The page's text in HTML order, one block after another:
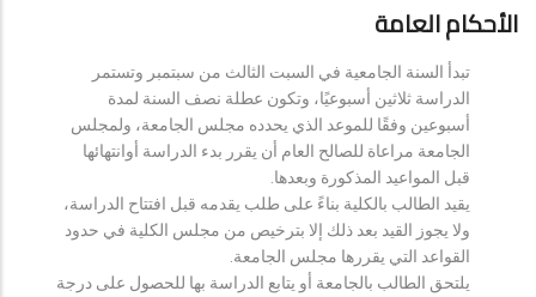
الأحكام العامة
تبدأ السنة الجامعية في السبت الثالث من سبتمبر وتستمر
الدراسة ثلاثين أسبوعيًا، وتكون عطلة نصف السنة لمدة
أسبوعين وفقًا للموعد الذي يحدده مجلس الجامعة، ولمجلس
الجامعة مراعاة للصالح العام أن يقرر بدء الدراسة أوانتهائها
قبل المواعيد المذكورة وبعدها.
يقيد الطالب بالكلية بناءً على طلب يقدمه قبل افتتاح الدراسة،
ولا يجوز القيد بعد ذلك إلا بترخيص من مجلس الكلية في حدود
القواعد التي يقررها مجلس الجامعة.
يلتحق الطالب بالجامعة أو يتابع الدراسة بها للحصول على درجة